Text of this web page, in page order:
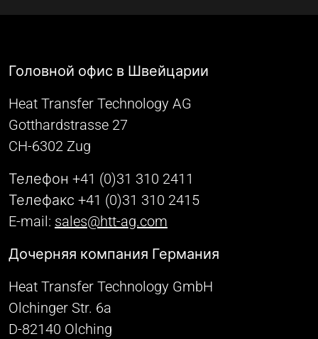
Головной офис в Швейцарии
Heat Transfer Technology AG
Gotthardstrasse 27
CH-6302 Zug
Телефон +41 (0)31 310 2411
Телефакс +41 (0)31 310 2415
E-mail: sales@htt-ag.com
Дочерняя компания Германия
Heat Transfer Technology GmbH
Olchinger Str. 6a
D-82140 Olching